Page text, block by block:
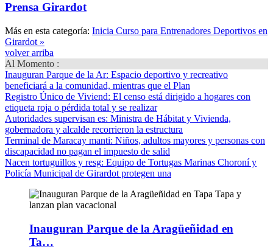
Prensa Girardot
Más en esta categoría: Inicia Curso para Entrenadores Deportivos en
Girardot »
volver arriba
Al Momento :
Inauguran Parque de la Ar: Espacio deportivo y recreativo
beneficiará a la comunidad, mientras que el Plan
Registro Único de Viviend: El censo está dirigido a hogares con
etiqueta roja o pérdida total y se realizar
Autoridades supervisan es: Ministra de Hábitat y Vivienda,
gobernadora y alcalde recorrieron la estructura
Terminal de Maracay manti: Niños, adultos mayores y personas con
discapacidad no pagan el impuesto de salid
Nacen tortuguillos y resg: Equipo de Tortugas Marinas Choroní y
Policía Municipal de Girardot protegen una
Inauguran Parque de la Aragüeñidad en
Ta…